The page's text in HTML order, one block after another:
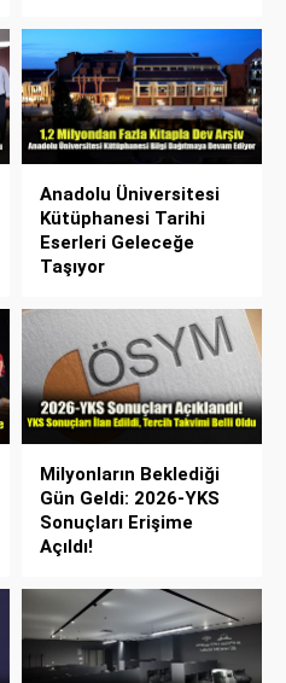
Anadolu Üniversitesi
Kütüphanesi Tarihi
Eserleri Geleceğe
Taşıyor
Milyonların Beklediği
Gün Geldi: 2026-YKS
Sonuçları Erişime
Açıldı!